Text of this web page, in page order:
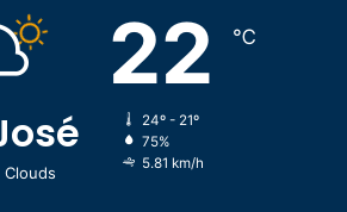
22 ℃
24º - 21º
75%
5.81 km/h